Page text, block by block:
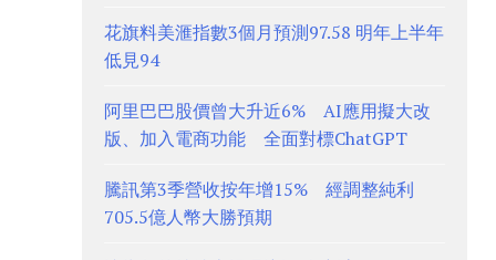
花旗料美滙指數3個月預測97.58 明年上半年
低見94
阿里巴巴股價曾大升近6% AI應用擬大改
版、加入電商功能 全面對標ChatGPT
騰訊第3季營收按年增15% 經調整純利
705.5億人幣大勝預期